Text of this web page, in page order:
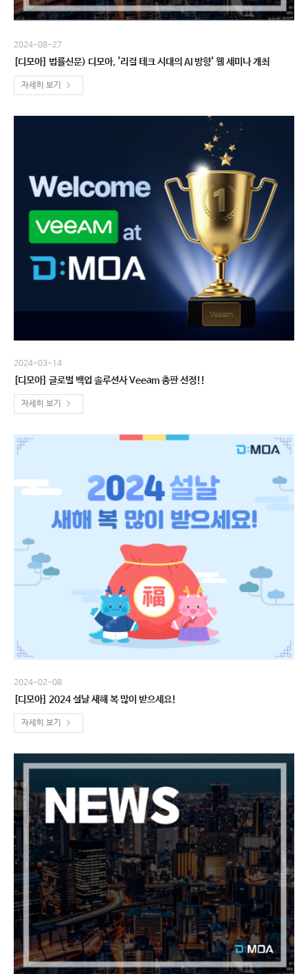
[디모아] 법률신문) 디모아, '리걸 테크 시대의 AI 방향' 웹 세미나 개최
2024-08-27
자세히 보기
[디모아] 글로벌 백업 솔루션사 Veeam 총판 선정!!
2024-03-14
자세히 보기
[디모아] 2024 설날 새해 복 많이 받으세요!
2024-02-08
자세히 보기